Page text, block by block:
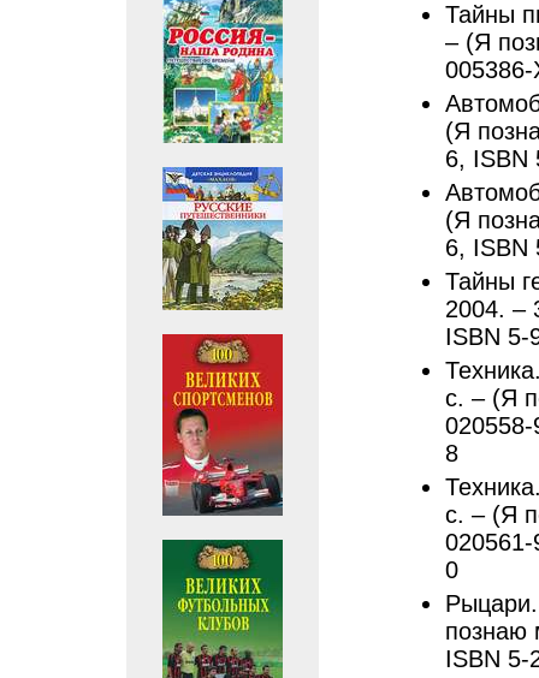
Тайны
– (Я
(Я
6, ISBN
(Я
6, ISBN
Тайны
2004. –
ISBN 5-
с. – (Я
8
с. – (Я
0
познаю
ISBN 5-